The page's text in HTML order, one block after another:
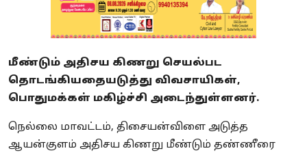
மீண்டும் அதிசய கிணறு செயல்பட
தொடங்கியதையடுத்து விவசாயிகள்,
பொதுமக்கள் மகிழ்ச்சி அடைந்துள்ளனர்.
நெல்லை மாவட்டம், திசையன்விளை அடுத்த
ஆயன்குளம் அதிசய கிணறு மீண்டும் தண்ணீரை